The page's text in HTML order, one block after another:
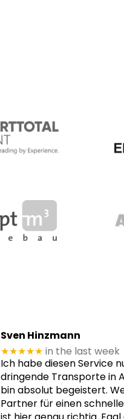
Sven Hinzmann
★★★★★ in the last week
Ich habe diesen Service
dringende Transporte in
bin absolut begeistert.
Partner für einen